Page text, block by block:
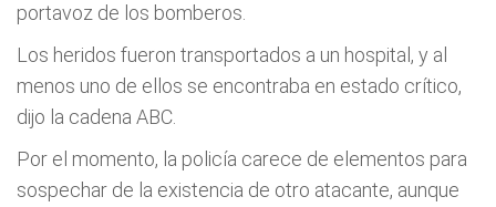
portavoz de los bomberos.
Los heridos fueron transportados a un hospital, y al
menos uno de ellos se encontraba en estado crítico,
dijo la cadena ABC.
Por el momento, la policía carece de elementos para
sospechar de la existencia de otro atacante, aunque